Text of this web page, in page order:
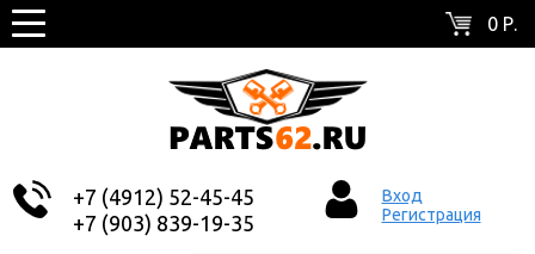
0 Р.
+7 (4912) 52-45-45
+7 (903) 839-19-35
Вход
Регистрация